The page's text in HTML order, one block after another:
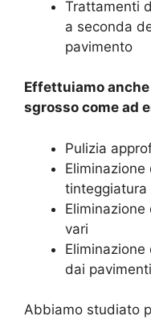
Trattamenti
a seconda
pavimento
Effettuiamo
sgrosso come ad
Pulizia
tinteggiatura
vari
dai pavimenti
Abbiamo studiato